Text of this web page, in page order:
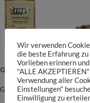
Glasgarten Crispy Caves
GlasGarten
5,95€–11,95€
Wir verwenden
die beste Erfahrung
Vorlieben erinnern
"ALLE
Verwendung aller
Einstellungen"
Einwilligung zu